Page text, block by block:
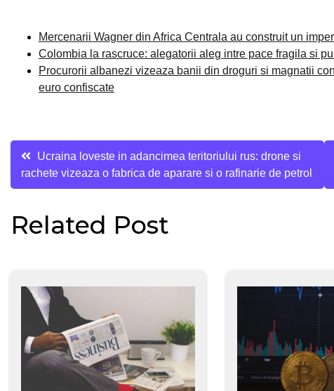
Mercenarii Wagner din Africa Centrala au construit un
Colombia la rascruce: alegatorii aleg intre pace fragila si
Procurorii albanezi vizeaza banii din droguri si magnatii
euro confiscate
Navigare
în
articole
Ucraina loveste in adancimea teritoriului rus: drone si
rachete vizeaza o fabrica de aparare si o rafinarie de petrol
Related Post